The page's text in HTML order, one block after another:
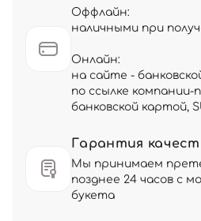
Оффлайн:
наличными при
Онлайн:
на сайте -
по ссылке
банковской картой,
Гарантия
Мы принимаем
позднее 24 часов с
букета